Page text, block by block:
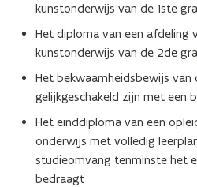
kunstonderwijs van de 1ste
Het diploma van een afdeling
kunstonderwijs van de 2de
Het bekwaamheidsbewijs van
gelijkgeschakeld zijn met een
Het einddiploma van een
onderwijs met volledig
studieomvang tenminste het
bedraagt